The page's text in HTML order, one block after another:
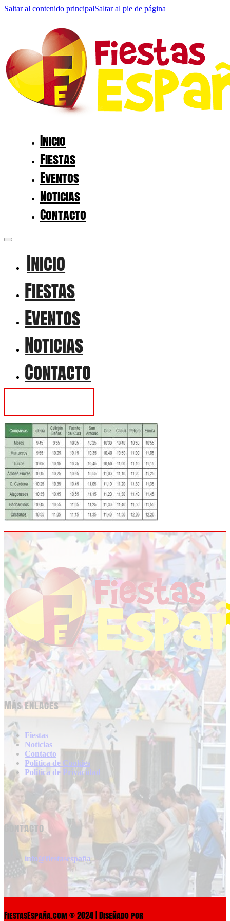
Saltar al contenido principalSaltar al pie de página
Inicio
Fiestas
Eventos
Noticias
Contacto
Inicio
Fiestas
Eventos
Noticias
Contacto
Más enlaces
Fiestas
Noticias
Contacto
Politica de Cookies
Politica de Privacidad
Contacto
info@fiestasespaña
FiestasEspaña.com © 2024 | Diseñado por